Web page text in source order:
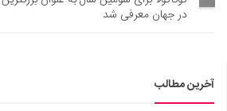
در جهان معرفی شد
آخرین مطالب